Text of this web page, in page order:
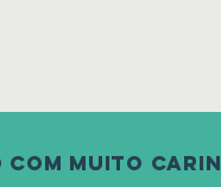
com muito